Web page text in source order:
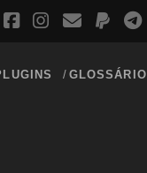
GLOSSÁRIO